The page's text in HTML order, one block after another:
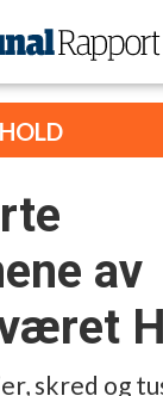
av
skred og